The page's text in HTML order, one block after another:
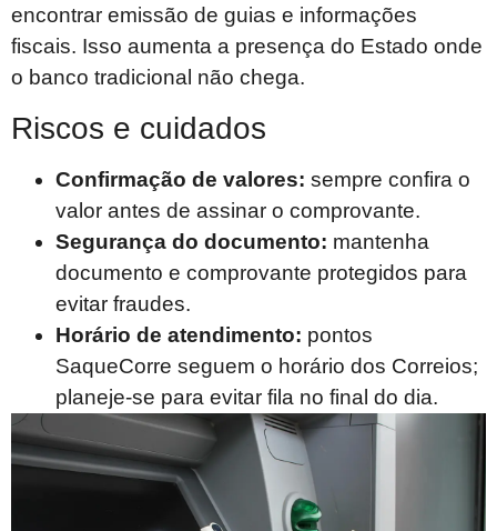
encontrar emissão de guias e informações
fiscais. Isso aumenta a presença do Estado onde
o banco tradicional não chega.
Riscos e cuidados
Confirmação de valores: sempre confira o
valor antes de assinar o comprovante.
Segurança do documento: mantenha
documento e comprovante protegidos para
evitar fraudes.
Horário de atendimento: pontos
SaqueCorre seguem o horário dos Correios;
planeje-se para evitar fila no final do dia.